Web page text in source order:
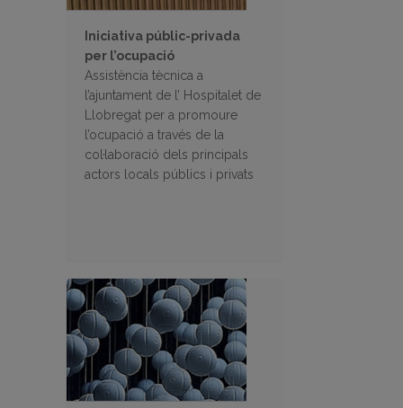
Iniciativa públic-privada
per l’ocupació
Assistència tècnica a
l’ajuntament de l’ Hospitalet de
Llobregat per a promoure
l’ocupació a través de la
col·laboració dels principals
actors locals públics i privats